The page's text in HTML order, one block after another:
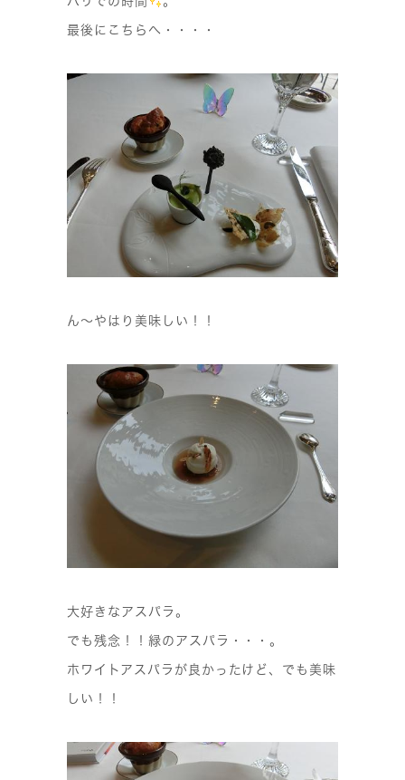
最後にこちらへ・・・・
ん〜やはり美味しい！！
大好きなアスパラ。
でも残念！！緑のアスパラ・・・。
ホワイトアスパラが良かったけど、でも美味
しい！！